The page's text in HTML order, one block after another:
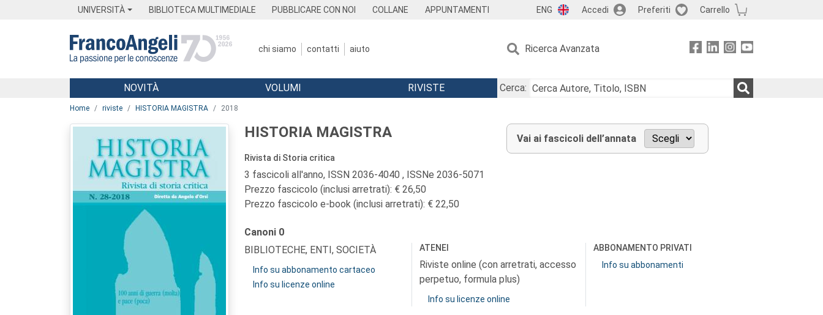
UNIVERSITÀ BIBLIOTECA MULTIMEDIALE PUBBLICARE CON NOI COLLANE APPUNTAMENTI ENG Accedi Preferiti Carrello
chi siamo contatti aiuto Ricerca Avanzata
Menu
NOVITÀ VOLUMI RIVISTE
Cerca:
Home riviste HISTORIA MAGISTRA 2018
HISTORIA MAGISTRA
Rivista di Storia critica
3 fascicoli all'anno, ISSN 2036-4040 , ISSNe 2036-5071
Prezzo fascicolo (inclusi arretrati): € 26,50
Prezzo fascicolo e-book (inclusi arretrati): € 22,50
Vai ai fascicoli dell’annata
Canoni 0
BIBLIOTECHE, ENTI, SOCIETÀ
Info su abbonamento cartaceo
Info su licenze online
ATENEI
Riviste online (con arretrati, accesso
perpetuo, formula plus)
Info su licenze online
ABBONAMENTO PRIVATI
Info su abbonamenti